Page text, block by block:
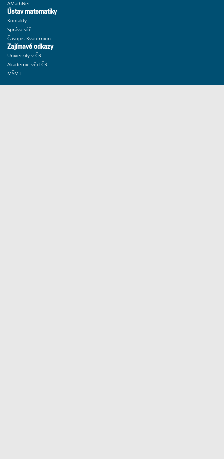
AMathNet
Ústav matematiky
Kontakty
Správa sítě
Časopis Kvaternion
Zajímavé odkazy
Univerzity v ČR
Akademie věd ČR
MŠMT